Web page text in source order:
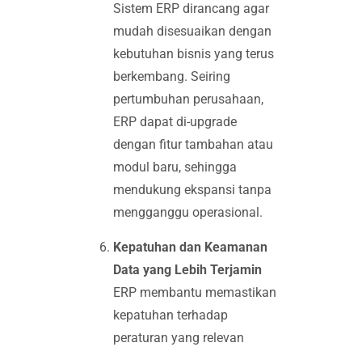
Sistem ERP dirancang agar
mudah disesuaikan dengan
kebutuhan bisnis yang terus
berkembang. Seiring
pertumbuhan perusahaan,
ERP dapat di-upgrade
dengan fitur tambahan atau
modul baru, sehingga
mendukung ekspansi tanpa
mengganggu operasional.
Kepatuhan dan Keamanan
Data yang Lebih Terjamin
ERP membantu memastikan
kepatuhan terhadap
peraturan yang relevan